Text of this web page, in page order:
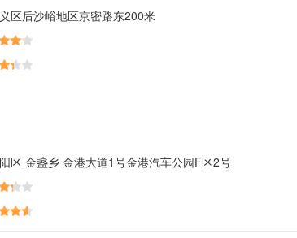
区后沙峪地区京密路东200米
区 金盏乡 金港大道1号金港汽车公园F区2号